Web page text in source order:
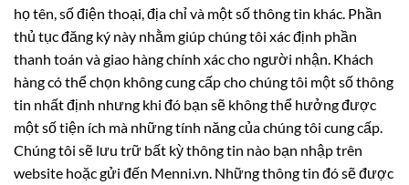
họ tên, số điện thoại, địa chỉ và một số thông tin khác. Phần
thủ tục đăng k‎ý này nhằm giúp chúng tôi xác định phần
thanh toán và giao hàng chính xác cho người nhận. Khách
hàng có thể chọn không cung cấp cho chúng tôi một số thông
tin nhất định nhưng khi đó bạn sẽ không thể hưởng được
một số tiện ích mà những tính năng của chúng tôi cung cấp.
Chúng tôi sẽ lưu trữ bất kỳ thông tin nào bạn nhập trên
website hoặc gửi đến Menni.vn. Những thông tin đó sẽ được